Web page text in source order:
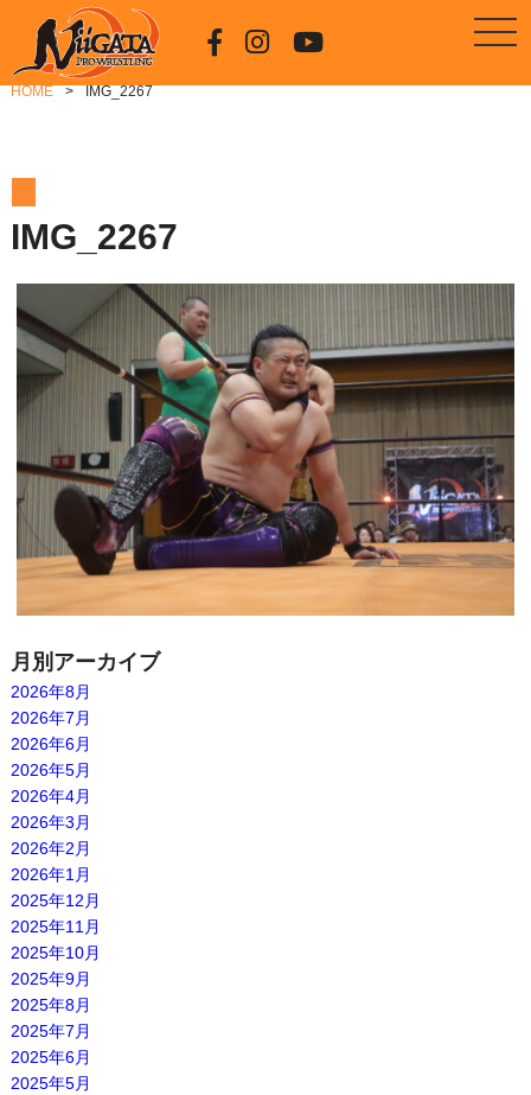
HOME IMG_2267
IMG_2267
月別アーカイブ
2026年8月
2026年7月
2026年6月
2026年5月
2026年4月
2026年3月
2026年2月
2026年1月
2025年12月
2025年11月
2025年10月
2025年9月
2025年8月
2025年7月
2025年6月
2025年5月